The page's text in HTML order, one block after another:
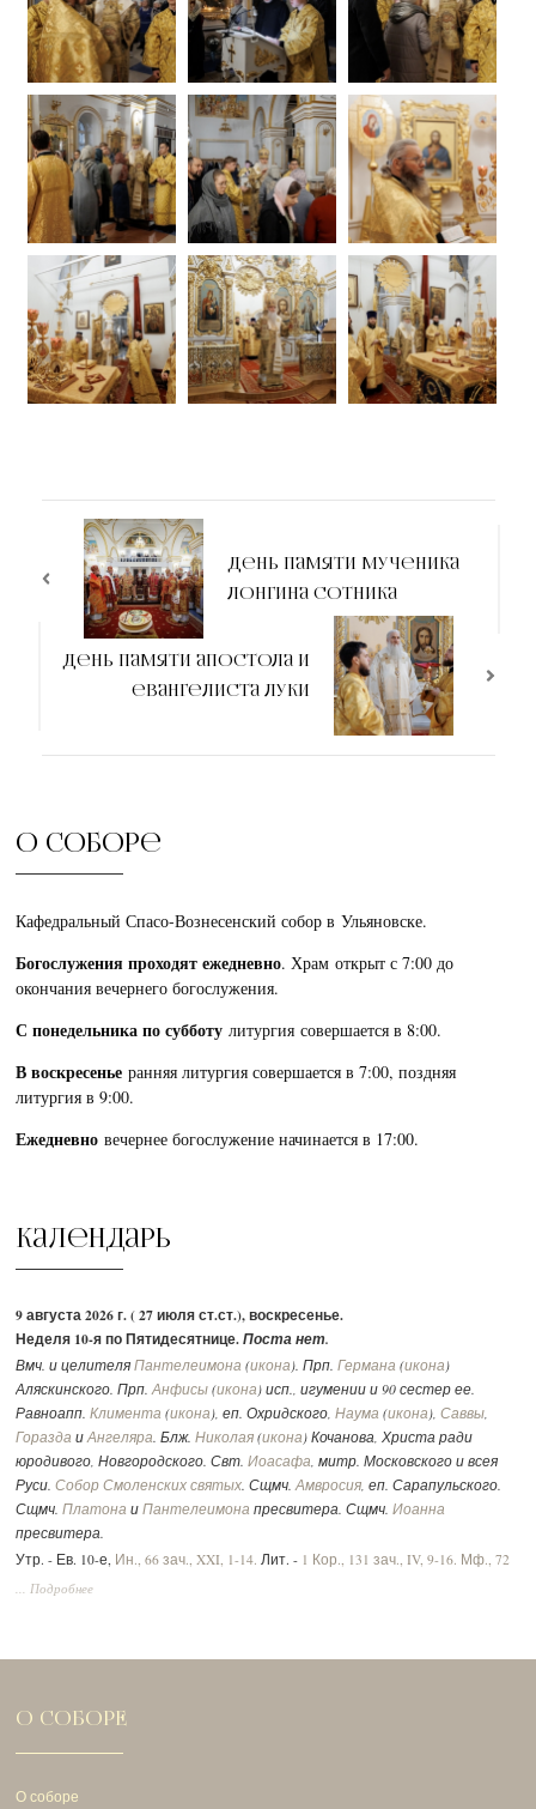
День памяти мученика
Лонгина Сотника
День памяти апостола и
евангелиста Луки
О соборе
Кафедральный Спасо-Вознесенский собор в Ульяновске.
Богослужения проходят ежедневно. Храм открыт с 7:00 до
окончания вечернего богослужения.
С понедельника по субботулитургия совершается в 8:00.
В воскресеньеранняя литургия совершается в 7:00, поздняя
литургия в 9:00.
Ежедневновечернее богослужение начинается в 17:00.
Календарь
9 августа 2026 г. ( 27 июля ст.ст.), воскресенье.
Неделя 10-я по Пятидесятнице.Поста нет.
Вмч. и целителяПантелеимона (икона ). Прп.Германа (икона )
Аляскинского. Прп.Анфисы (икона ) исп., игумении и 90 сестер ее.
Равноапп.Климента (икона ), еп. Охридского,Наума (икона ),Саввы
Горазда иАнгеляра . Блж.Николая (икона ) Кочанова, Христа ради
юродивого, Новгородского. Свт.Иоасафа , митр. Московского и всея
Руси.Собор Смоленских святых . Сщмч.Амвросия , еп. Сарапульского.
Сщмч.Платона иПантелеимона пресвитера. Сщмч.Иоанна
пресвитера.
Утр. - Ев. 10-е, Ин., 66 зач., XXI, 1-14. Лит. - 1 Кор., 131 зач., IV, 9-16. Мф., 72
зач., XVII, 14-23.
... Подробнее
О СОБОРЕ
О соборе